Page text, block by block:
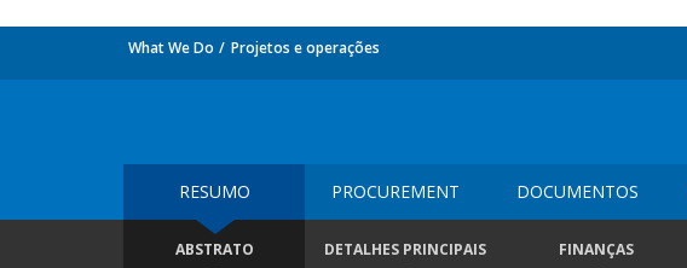
What We Do Projetos e operações
RESUMO PROCUREMENT DOCUMENTOS
ABSTRATO DETALHES PRINCIPAIS FINANÇAS